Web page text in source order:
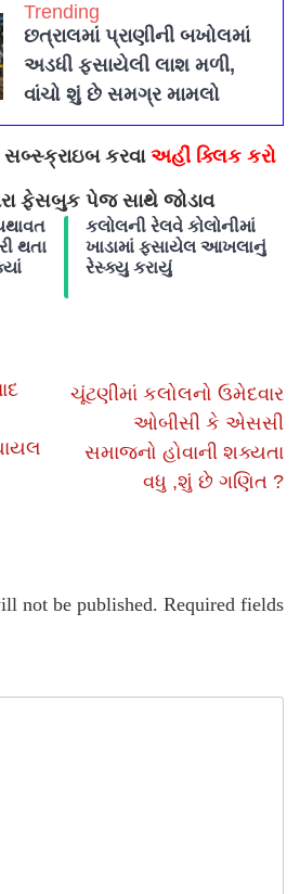
Trending
છત્રાલમાં પ્રાણીની બખોલમાં
અડધી ફસાયેલી લાશ મળી,
વાંચો શું છે સમગ્ર મામલો
કરવા અહીં ક્લિક કરો
ફેસબુક પેજ સાથે જોડાવ
થતા
કલોલની રેલવે કોલોનીમાં
ખાડામાં ફસાયેલ આખલાનું
રેસ્ક્યુ કરાયું
ચૂંટણીમાં કલોલનો ઉમેદવાર
ઓબીસી કે એસસી
સમાજનો હોવાની શક્યતા
વધુ ,શું છે ગણિત ?
not be published. Required fields